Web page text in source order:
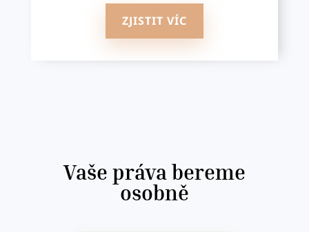
ZJISTIT VÍC
Vaše práva bereme
osobně